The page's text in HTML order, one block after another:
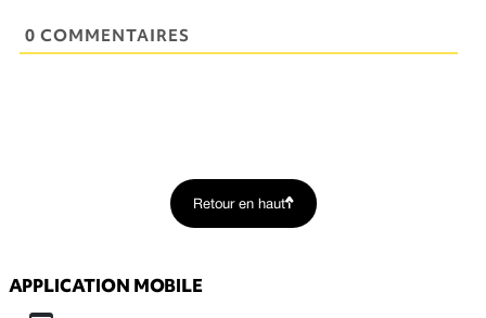
0 COMMENTAIRES
Retour en haut
APPLICATION MOBILE